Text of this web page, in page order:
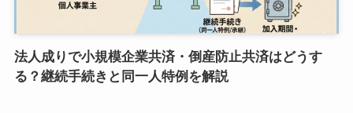
法人成りで小規模企業共済・倒産防止共済はどうす
る？継続手続きと同一人特例を解説